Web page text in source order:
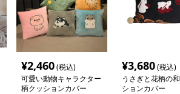
¥2,460(税込)
可愛い動物キャラクター
柄クッションカバー
¥3,680(税込)
うさぎと花柄の
ションカバー